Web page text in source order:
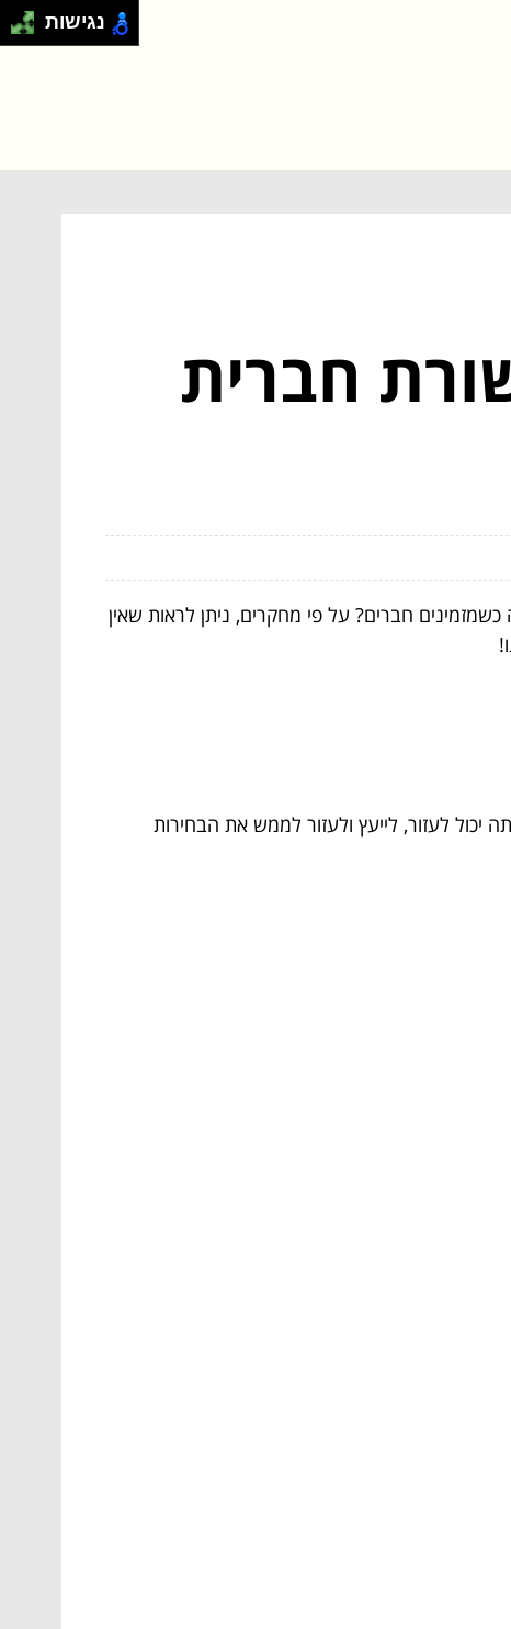
חברית
חברים? על פי מחקרים, ניתן לראות שאין
לעזור, לייעץ ולעזור לממש את הבחירות
נגישות